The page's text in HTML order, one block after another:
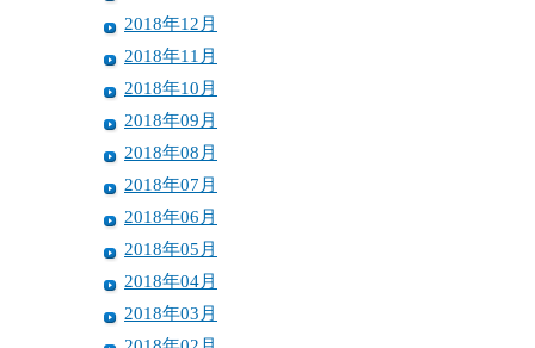
2018年12月
2018年11月
2018年10月
2018年09月
2018年08月
2018年07月
2018年06月
2018年05月
2018年04月
2018年03月